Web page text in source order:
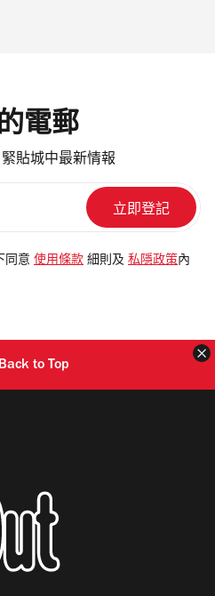
電郵
貼城中最新情報
同意 使用條款 細則及 私隱政策 內
Back to Top